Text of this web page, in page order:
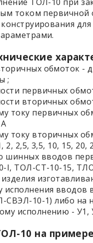
током первичной
обмоток
;
первичных
вторичных
току первичных
току вторичных
2,5, 3,5, 10, 15, 20,
шинных вводов
I, ТОЛ-СТ-10-15,
изделия
исполнения
СВЭЛ-10-1) либо на
исполнению -
10 на